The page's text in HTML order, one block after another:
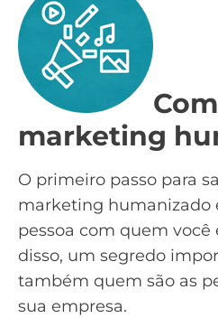
marketing
O primeiro passo para
marketing humanizado
pessoa com quem você
disso, um segredo
também quem são as
sua empresa.